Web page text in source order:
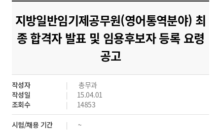
도
시
군
산
지방일반임기제공무원(영어통역분야) 최
종 합격자 발표 및 임용후보자 등록 요령
공고
작성자
총무과
작성일
15.04.01
조회수
14853
시험/채용 기간 ~